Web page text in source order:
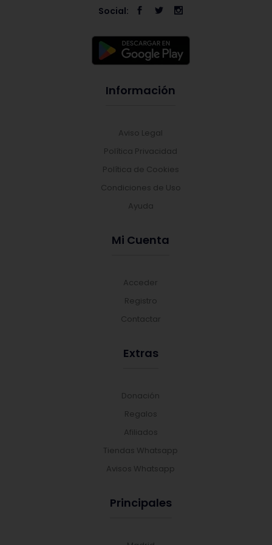
Social:
Información
Aviso Legal
Política Privacidad
Política de Cookies
Condiciones de Uso
Ayuda
Mi Cuenta
Acceder
Registro
Contactar
Extras
Donación
Regalos
Afiliados
Tiendas Whatsapp
Avisos Whatsapp
Principales